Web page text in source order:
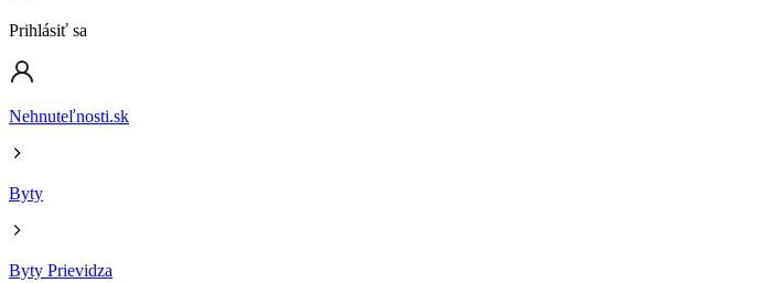
Prihlásiť sa
Nehnuteľnosti.sk
Byty
Byty Prievidza